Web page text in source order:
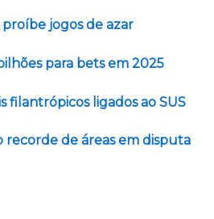
jogos de azar
para bets em 2025
filantrópicos ligados ao SUS
de áreas em disputa